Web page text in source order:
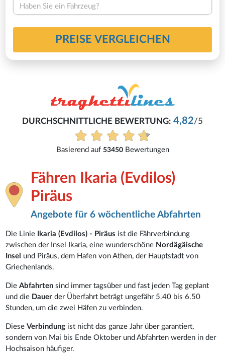
Haben Sie ein Fahrzeug?
PREISE VERGLEICHEN
DURCHSCHNITTLICHE BEWERTUNG: 4,82/5
Basierend auf 53450Bewertungen
Fähren Ikaria (Evdilos)
Piräus
Angebote für 6 wöchentliche Abfahrten
Die Linie Ikaria (Evdilos) - Piräus ist die Fährverbindung
zwischen der Insel Ikaria, eine wunderschöne Nordägäische
Insel und Piräus, dem Hafen von Athen, der Hauptstadt von
Griechenlands.
DieAbfahrtensind immer tagsüber und fast jeden Tag geplant
und die Dauer der Überfahrt beträgt ungefähr 5.40 bis 6.50
Stunden, um die zwei Häfen zu verbinden.
DieseVerbindung ist nicht das ganze Jahr über garantiert,
sondern von Mai bis Ende Oktober und Abfahrten werden in der
Hochsaison häufiger.